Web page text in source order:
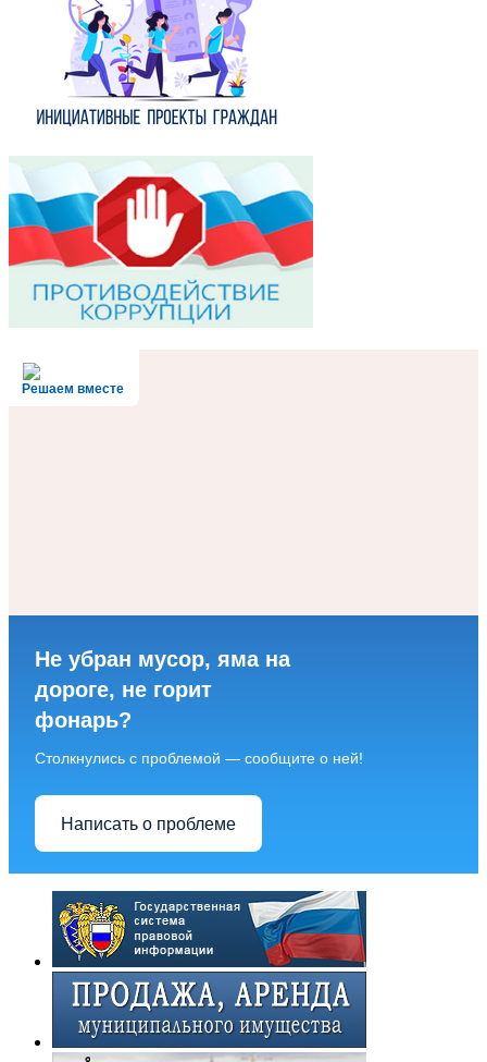
Решаем вместе
Не убран мусор, яма на
дороге, не горит
фонарь?
Столкнулись с проблемой — сообщите о ней!
Написать о проблеме